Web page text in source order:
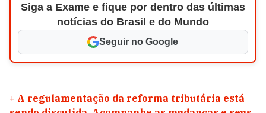
Siga a Exame e fique por dentro das últimas
notícias do Brasil e do Mundo
Seguir no Google
+ A regulamentação da reforma tributária está